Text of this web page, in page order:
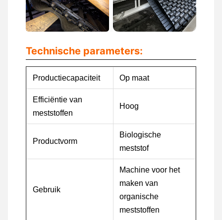
Technische parameters:
Productiecapaciteit Op maat
Efficiëntie van
meststoffen
Hoog
Productvorm
Biologische
meststof
Gebruik
Machine voor het
maken van
organische
meststoffen